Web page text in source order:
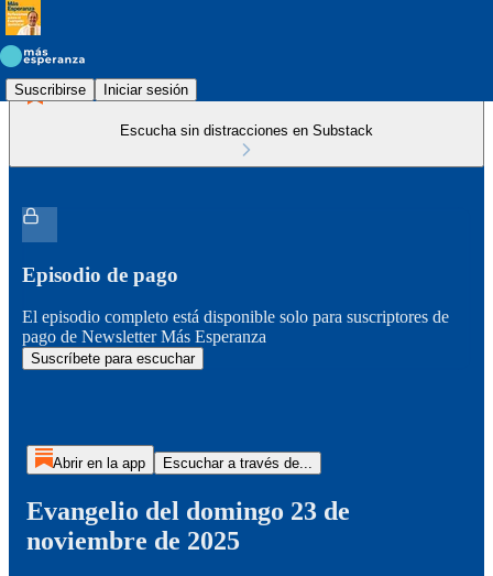
Suscribirse Iniciar sesión
Escucha sin distracciones en Substack
Episodio de pago
El episodio completo está disponible solo para suscriptores de
pago de Newsletter Más Esperanza
Suscríbete para escuchar
Abrir en la app Escuchar a través de...
Evangelio del domingo 23 de
noviembre de 2025